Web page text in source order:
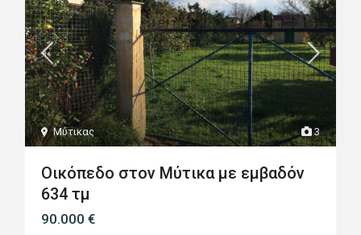
3
Μύτικας
Οικόπεδο στον Μύτικα με εμβαδόν
634 τμ
90.000 €